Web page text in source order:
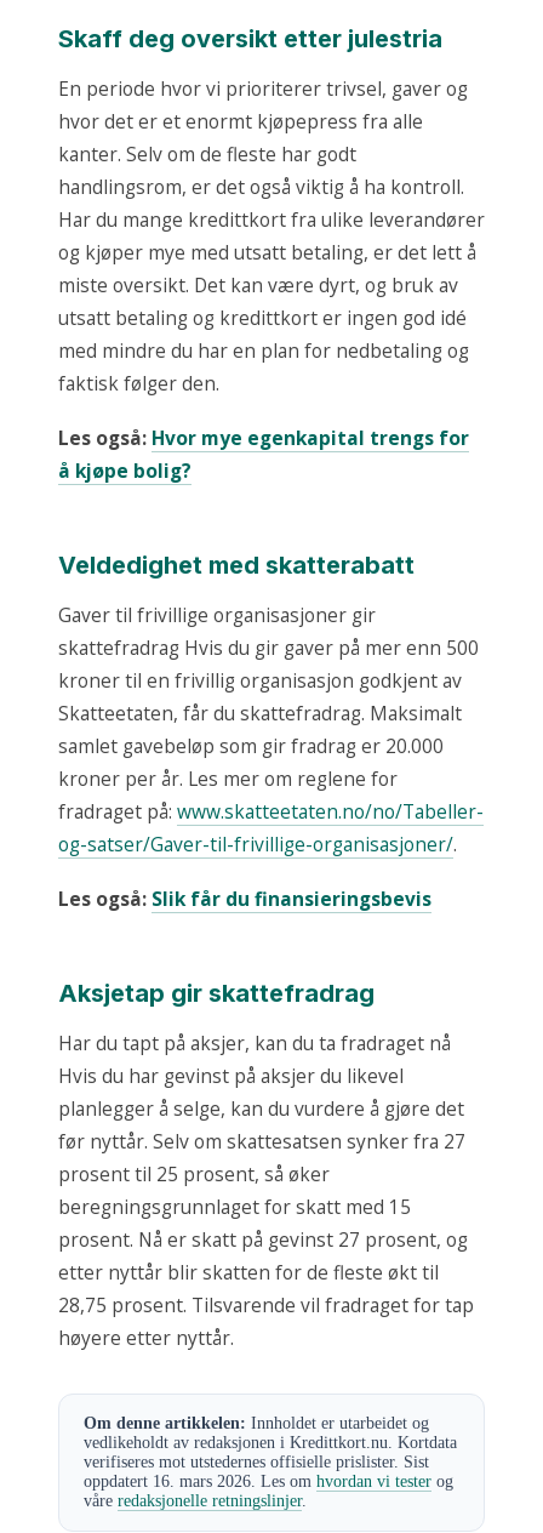
Skaff deg oversikt etter julestria
En periode hvor vi prioriterer trivsel, gaver og
hvor det er et enormt kjøpepress fra alle
kanter. Selv om de fleste har godt
handlingsrom, er det også viktig å ha kontroll.
Har du mange kredittkort fra ulike leverandører
og kjøper mye med utsatt betaling, er det lett å
miste oversikt. Det kan være dyrt, og bruk av
utsatt betaling og kredittkort er ingen god idé
med mindre du har en plan for nedbetaling og
faktisk følger den.
Les også: Hvor mye egenkapital trengs for
å kjøpe bolig?
Veldedighet med skatterabatt
Gaver til frivillige organisasjoner gir
skattefradrag Hvis du gir gaver på mer enn 500
kroner til en frivillig organisasjon godkjent av
Skatteetaten, får du skattefradrag. Maksimalt
samlet gavebeløp som gir fradrag er 20.000
kroner per år. Les mer om reglene for
fradraget på: www.skatteetaten.no/no/Tabeller-
og-satser/Gaver-til-frivillige-organisasjoner/.
Les også: Slik får du finansieringsbevis
Aksjetap gir skattefradrag
Har du tapt på aksjer, kan du ta fradraget nå
Hvis du har gevinst på aksjer du likevel
planlegger å selge, kan du vurdere å gjøre det
før nyttår. Selv om skattesatsen synker fra 27
prosent til 25 prosent, så øker
beregningsgrunnlaget for skatt med 15
prosent. Nå er skatt på gevinst 27 prosent, og
etter nyttår blir skatten for de fleste økt til
28,75 prosent. Tilsvarende vil fradraget for tap
høyere etter nyttår.
Om denne artikkelen: Innholdet er utarbeidet og
vedlikeholdt av redaksjonen i Kredittkort.nu. Kortdata
verifiseres mot utstedernes offisielle prislister. Sist
oppdatert 16. mars 2026. Les om hvordan vi tester og
våre redaksjonelle retningslinjer.